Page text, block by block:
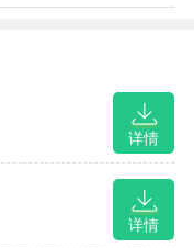
详情
详情